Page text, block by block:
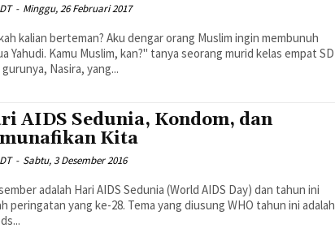
- Minggu, 26 Februari 2017
kalian berteman? Aku dengar orang Muslim ingin membunuh
Yahudi. Kamu Muslim, kan?" tanya seorang murid kelas empat SD
gurunya, Nasira, yang...
AIDS Sedunia, Kondom, dan
Kita
- Sabtu, 3 Desember 2016
adalah Hari AIDS Sedunia (World AIDS Day) dan tahun ini
peringatan yang ke-28. Tema yang diusung WHO tahun ini adalah